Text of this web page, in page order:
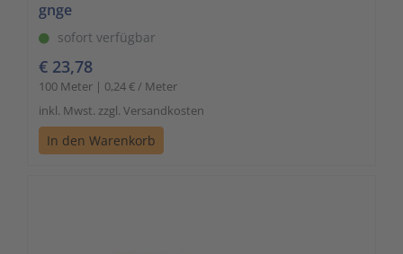
gnge
sofort verfügbar
€ 23,78
100 Meter | 0,24 € / Meter
inkl. Mwst. zzgl. Versandkosten
In den Warenkorb